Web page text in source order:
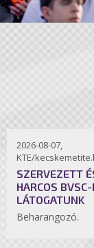
2026-08-07,
KTE/
SZERVEZETT
HARCOS
LÁTOGATUNK
Beharangozó.